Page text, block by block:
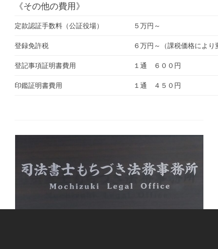
《その他の費用》
定款認証手数料（公証役場） ５万円～
登録免許税 ６万円～（課税価格により
登記事項証明書費用 １通 ６００円
印鑑証明書費用 １通 ４５０円